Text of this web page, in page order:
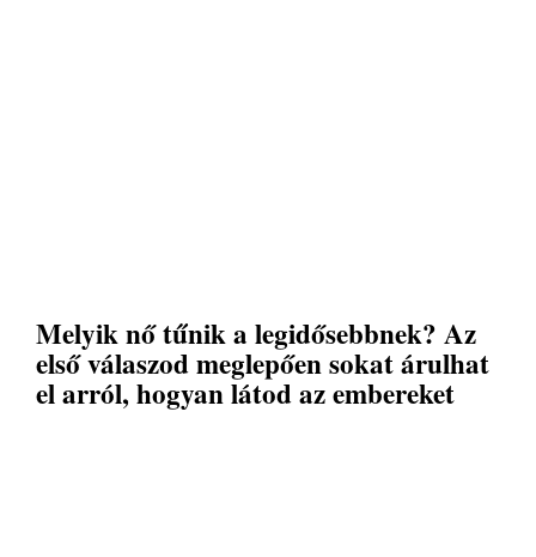
Melyik nő tűnik a legidősebbnek? Az
első válaszod meglepően sokat árulhat
el arról, hogyan látod az embereket